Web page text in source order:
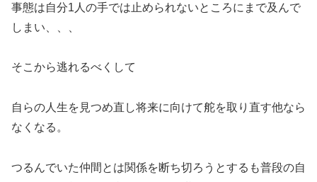
事態は自分1人の手では止められないところにまで及んで
しまい、、、
そこから逃れるべくして
自らの人生を見つめ直し将来に向けて舵を取り直す他なら
なくなる。
つるんでいた仲間とは関係を断ち切ろうとするも普段の自